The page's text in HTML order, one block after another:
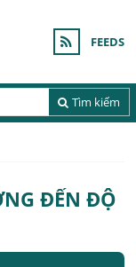
FEEDS
Tìm kiếm
ĐẾN ĐỘ